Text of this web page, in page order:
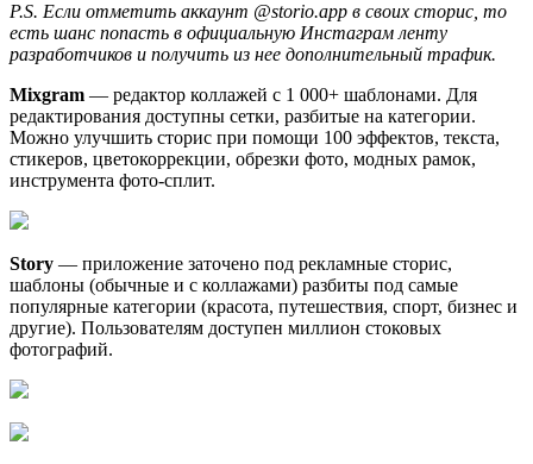
P.S. Если отметить аккаунт @storio.app в своих сторис, то
есть шанс попасть в официальную Инстаграм ленту
разработчиков и получить из нее дополнительный трафик.
Mixgram — редактор коллажей с 1 000+ шаблонами. Для
редактирования доступны сетки, разбитые на категории.
Можно улучшить сторис при помощи 100 эффектов, текста,
стикеров, цветокоррекции, обрезки фото, модных рамок,
инструмента фото-сплит.
Story — приложение заточено под рекламные сторис,
шаблоны (обычные и с коллажами) разбиты под самые
популярные категории (красота, путешествия, спорт, бизнес и
другие). Пользователям доступен миллион стоковых
фотографий.